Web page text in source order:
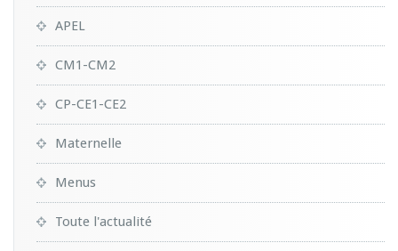
APEL
CM1-CM2
CP-CE1-CE2
Maternelle
Menus
Toute l'actualité